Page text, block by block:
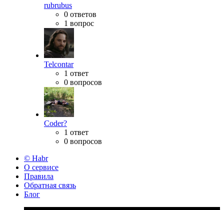
rubrubus
0 ответов
1 вопрос
Telcontar
1 ответ
0 вопросов
Coder?
1 ответ
0 вопросов
© Habr
О сервисе
Правила
Обратная связь
Блог